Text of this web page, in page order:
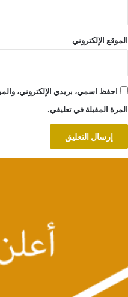
الموقع الإلكتروني
احفظ اسمي، بريدي الإلكتروني،
المرة المقبلة في تعليقي.